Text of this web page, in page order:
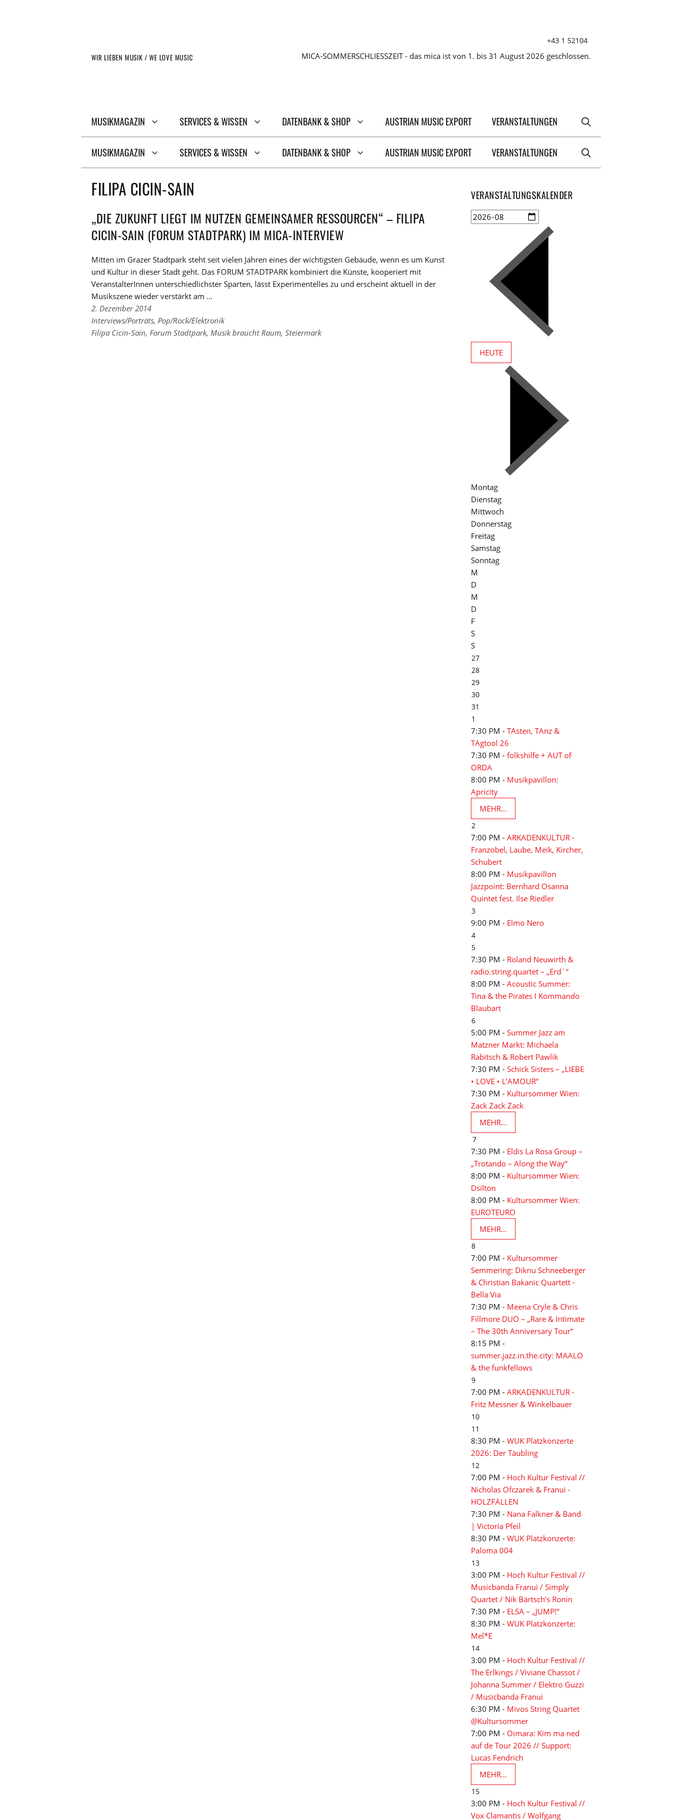
+43 1 52104
WIR LIEBEN MUSIK / WE LOVE MUSIC MICA-SOMMERSCHLIESSZEIT - das mica ist von 1. bis 31 August 2026 geschlossen.
MUSIKMAGAZIN SERVICES & WISSEN DATENBANK & SHOP AUSTRIAN MUSIC EXPORT VERANSTALTUNGEN
MUSIKMAGAZIN SERVICES & WISSEN DATENBANK & SHOP AUSTRIAN MUSIC EXPORT VERANSTALTUNGEN
FILIPA CICIN-SAIN
„DIE ZUKUNFT LIEGT IM NUTZEN GEMEINSAMER RESSOURCEN“ – FILIPA
CICIN-SAIN (FORUM STADTPARK) IM MICA-INTERVIEW
Mitten im Grazer Stadtpark steht seit vielen Jahren eines der wichtigsten Gebäude, wenn es um Kunst
und Kultur in dieser Stadt geht. Das FORUM STADTPARK kombiniert die Künste, kooperiert mit
VeranstalterInnen unterschiedlichster Sparten, lässt Experimentelles zu und erscheint aktuell in der
Musikszene wieder verstärkt am …
2. Dezember 2014
Links
zu
Interviews/Porträts, Pop/Rock/Elektronik
Links
Filipa Cicin-Sain, Forum Stadtpark, Musik braucht Raum, Steiermark
VERANSTALTUNGSKALENDER
HEUTE
Montag
Dienstag
Mittwoch
Donnerstag
Freitag
Samstag
Sonntag
M
D
M
D
F
S
S
27
28
29
30
31
1
7:30 PM - TAsten, TAnz &
TAgtool 26
7:30 PM - folkshilfe + AUT of
ORDA
8:00 PM - Musikpavillon:
Apricity
MEHR...
2
7:00 PM - ARKADENKULTUR -
Franzobel, Laube, Meik, Kircher,
Schubert
8:00 PM - Musikpavillon
Jazzpoint: Bernhard Osanna
Quintet fest. Ilse Riedler
3
9:00 PM - Elmo Nero
4
5
7:30 PM - Roland Neuwirth &
radio.string.quartet – „Erd´“
8:00 PM - Acoustic Summer:
Tina & the Pirates I Kommando
Blaubart
6
5:00 PM - Summer Jazz am
Matzner Markt: Michaela
Rabitsch & Robert Pawlik
7:30 PM - Schick Sisters – „LIEBE
• LOVE • L’AMOUR“
7:30 PM - Kultursommer Wien:
Zack Zack Zack
MEHR...
7
7:30 PM - Eldis La Rosa Group –
„Trotando – Along the Way“
8:00 PM - Kultursommer Wien:
Dsilton
8:00 PM - Kultursommer Wien:
EUROTEURO
MEHR...
8
7:00 PM - Kultursommer
Semmering: Diknu Schneeberger
& Christian Bakanic Quartett -
Bella Via
7:30 PM - Meena Cryle & Chris
Fillmore DUO – „Rare & Intimate
– The 30th Anniversary Tour“
8:15 PM -
summer.jazz.in.the.city: MAALO
& the funkfellows
9
7:00 PM - ARKADENKULTUR -
Fritz Messner & Winkelbauer
10
11
8:30 PM - WUK Platzkonzerte
2026: Der Täubling
12
7:00 PM - Hoch Kultur Festival //
Nicholas Ofczarek & Franui -
HOLZFÄLLEN
7:30 PM - Nana Falkner & Band
| Victoria Pfeil
8:30 PM - WUK Platzkonzerte:
Paloma 004
13
3:00 PM - Hoch Kultur Festival //
Musicbanda Franui / Simply
Quartet / Nik Bärtsch’s Ronin
7:30 PM - ELSA – „JUMP!“
8:30 PM - WUK Platzkonzerte:
Mel*E
14
3:00 PM - Hoch Kultur Festival //
The Erlkings / Viviane Chassot /
Johanna Summer / Elektro Guzzi
/ Musicbanda Franui
6:30 PM - Mivos String Quartet
@Kultursommer
7:00 PM - Oimara: Kim ma ned
auf de Tour 2026 // Support:
Lucas Fendrich
MEHR...
15
3:00 PM - Hoch Kultur Festival //
Vox Clamantis / Wolfgang